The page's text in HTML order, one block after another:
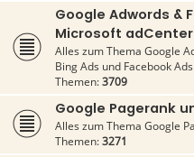
Google Adwords &
Microsoft adCenter
Alles zum Thema Google
Bing Ads und Facebook Ads
Themen:3709
Google Pagerank
Alles zum Thema Google
Themen:3271